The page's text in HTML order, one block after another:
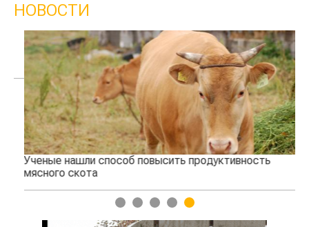
НОВОСТИ
Ученые нашли способ повысить продуктивность
мясного скота
1 2 3 4 5